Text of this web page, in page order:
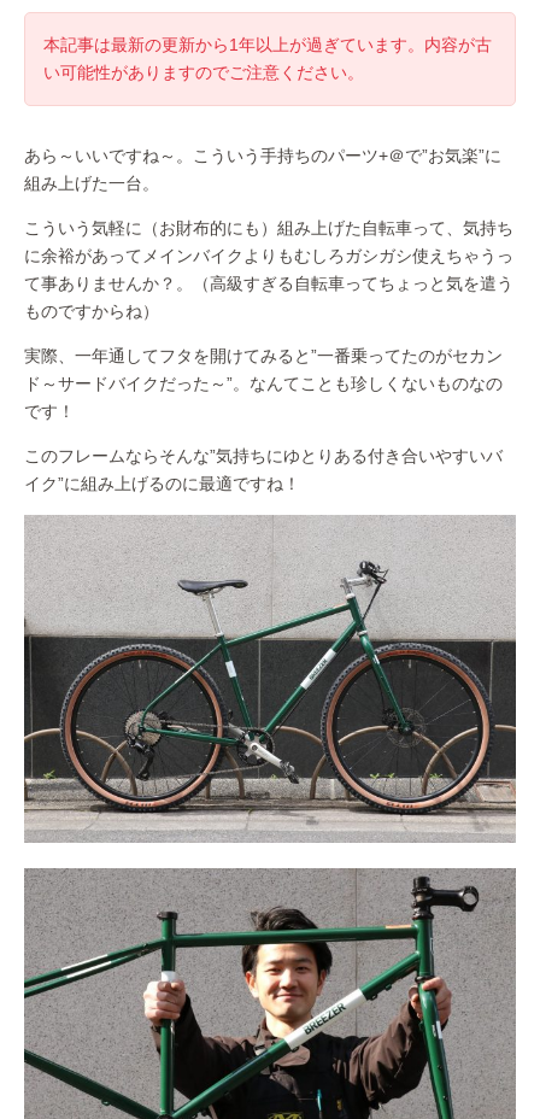
本記事は最新の更新から1年以上が過ぎています。内容が古
い可能性がありますのでご注意ください。
あら～いいですね～。こういう手持ちのパーツ+＠で”お気楽”に
組み上げた一台。
こういう気軽に（お財布的にも）組み上げた自転車って、気持ち
に余裕があってメインバイクよりもむしろガシガシ使えちゃうっ
て事ありませんか？。（高級すぎる自転車ってちょっと気を遣う
ものですからね）
実際、一年通してフタを開けてみると”一番乗ってたのがセカン
ド～サードバイクだった～”。なんてことも珍しくないものなの
です！
このフレームならそんな”気持ちにゆとりある付き合いやすいバ
イク”に組み上げるのに最適ですね！